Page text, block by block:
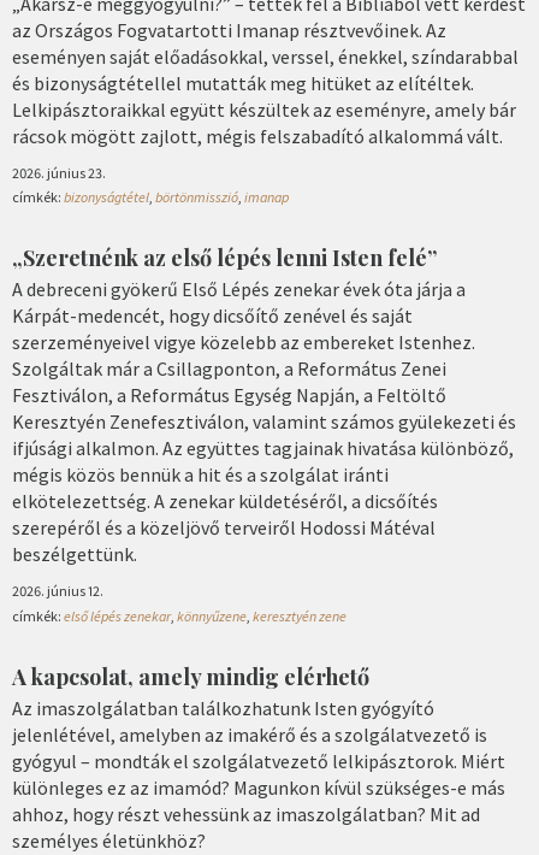
az Országos Fogvatartotti Imanap résztvevőinek. Az
eseményen saját előadásokkal, verssel, énekkel, színdarabbal
és bizonyságtétellel mutatták meg hitüket az elítéltek.
Lelkipásztoraikkal együtt készültek az eseményre, amely bár
rácsok mögött zajlott, mégis felszabadító alkalommá vált.
2026. június 23.
címkék: bizonyságtétel börtönmisszió imanap
„Szeretnénk az első lépés lenni Isten felé”
A debreceni gyökerű Első Lépés zenekar évek óta járja a
Kárpát-medencét, hogy dicsőítő zenével és saját
szerzeményeivel vigye közelebb az embereket Istenhez.
Szolgáltak már a Csillagponton, a Református Zenei
Fesztiválon, a Református Egység Napján, a Feltöltő
Keresztyén Zenefesztiválon, valamint számos gyülekezeti és
ifjúsági alkalmon. Az együttes tagjainak hivatása különböző,
mégis közös bennük a hit és a szolgálat iránti
elkötelezettség. A zenekar küldetéséről, a dicsőítés
szerepéről és a közeljövő terveiről Hodossi Mátéval
beszélgettünk.
2026. június 12.
címkék: első lépés zenekar, könnyűzene keresztyén zene
A kapcsolat, amely mindig elérhető
Az imaszolgálatban találkozhatunk Isten gyógyító
jelenlétével, amelyben az imakérő és a szolgálatvezető is
gyógyul – mondták el szolgálatvezető lelkipásztorok. Miért
különleges ez az imamód? Magunkon kívül szükséges-e más
ahhoz, hogy részt vehessünk az imaszolgálatban? Mit ad
személyes életünkhöz?